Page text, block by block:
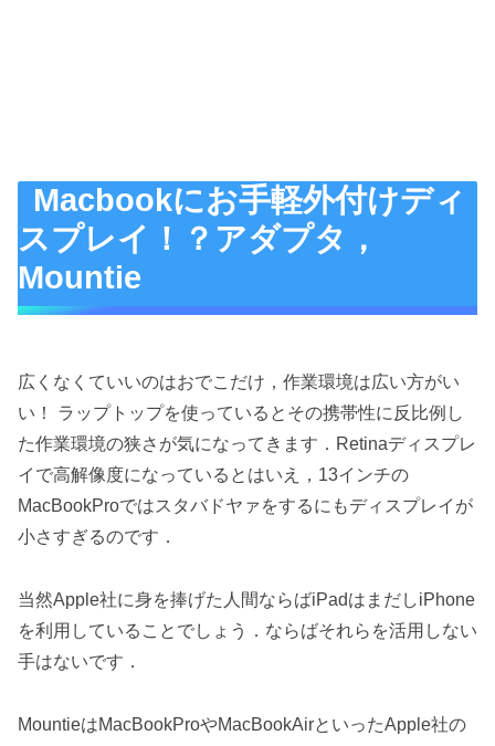
Macbookにお手軽外付けディ
スプレイ！？アダプタ，
Mountie
広くなくていいのはおでこだけ，作業環境は広い方がい
い！ ラップトップを使っているとその携帯性に反比例し
た作業環境の狭さが気になってきます．Retinaディスプレ
イで高解像度になっているとはいえ，13インチの
MacBookProではスタバドヤァをするにもディスプレイが
小さすぎるのです．
当然Apple社に身を捧げた人間ならばiPadはまだしiPhone
を利用していることでしょう．ならばそれらを活用しない
手はないです．
MountieはMacBookProやMacBookAirといったApple社の